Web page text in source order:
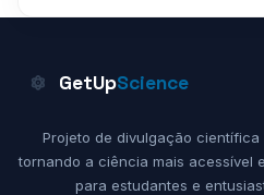
GetUpScience
Projeto de divulgação científica
tornando a ciência mais acessível
para estudantes e